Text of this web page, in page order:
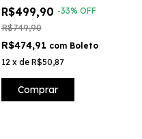
R$499,90 -33% OFF
R$749,90
R$474,91 com Boleto
12 x de R$50,87
Comprar